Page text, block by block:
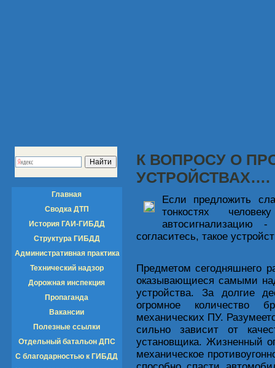
Главная
Сводка ДТП
История ГАИ-ГИБДД
Структура ГИБДД
Административная практика
Технический надзор
Дорожная инспекция
Пропаганда
Вакансии
Полезные ссылки
Отдельный батальон ДПС
С благодарностью к ГИБДД
К ВОПРОСУ О
УСТРОЙСТВАХ….
Если предложить
тонкостях
автосигнализацию
согласитесь, такое
Предметом сегодняшнего
оказывающиеся самыми
устройства. За долгие
огромное количество
механических ПУ.
сильно зависит от
установщика. Жизненный
механическое